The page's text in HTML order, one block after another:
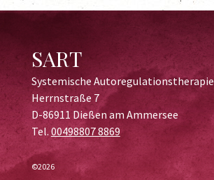
SART
Systemische Autoregulationstherapie
Herrnstraße 7
D-86911 Dießen am Ammersee
Tel.00498807 8869
©2026